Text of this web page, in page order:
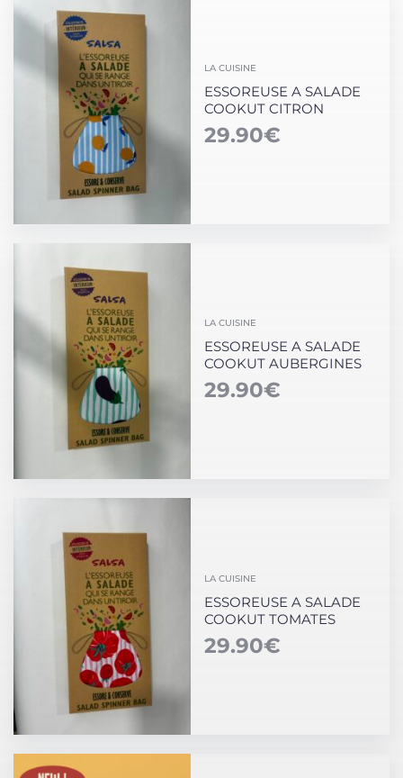
LA CUISINE
ESSOREUSE A SALADE
COOKUT CITRON
29.90€
LA CUISINE
ESSOREUSE A SALADE
COOKUT AUBERGINES
29.90€
LA CUISINE
ESSOREUSE A SALADE
COOKUT TOMATES
29.90€